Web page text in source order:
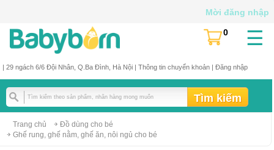
| 29 ngách 6/6 Đội Nhân, Q.Ba Đình, Hà Nội | Thông tin chuyển khoản| Đăng nhập
☰
(
0
Mời đăng nhập
Trang chủ
Đồ dùng cho bé
Ghế rung, ghế nằm, ghế ăn, nôi ngủ cho bé